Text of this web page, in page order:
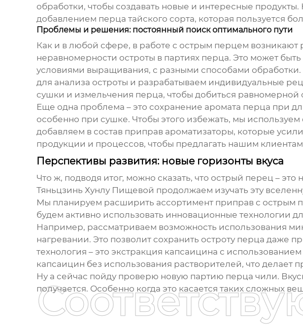
обработки, чтобы создавать новые и интересные
добавлением перца тайского сорта, которая пользуется
Проблемы и решения: постоянный поиск оптимального пути
Как и в любой сфере, в работе с острым перцем возникают
неравномерности остроты в партиях перца. Это может
условиями выращивания, с разными способами
для анализа остроты и разрабатываем индивидуальные
сушки и измельчения перца, чтобы добиться равномерной
Еще одна проблема – это сохранение аромата перца при
особенно при сушке. Чтобы этого избежать, мы
добавляем в состав приправ ароматизаторы, которые
продукции и процессов, чтобы предлагать нашим
Перспективы развития: новые горизонты вкуса
Что ж, подводя итог, можно сказать, что острый перец – это
Тяньцзинь Хунлу Пищевой продолжаем изучать эту
Мы планируем расширить ассортимент приправ с острым
будем активно использовать инновационные технологии
Например, рассматриваем возможность использования
нагревании. Это позволит сохранить остроту перца даже
технология – это экстракция капсаицина с
капсаицин без использования растворителей, что делает
Ну а сейчас пойду проверю новую партию перца чили.
получается. Особенно когда это касается таких сложных